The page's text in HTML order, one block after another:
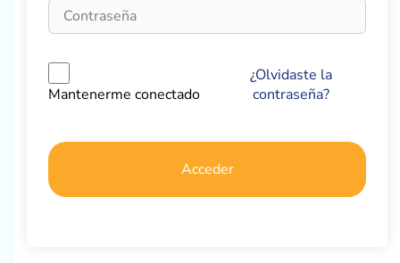
Mantenerme conectado
¿Olvidaste la
contraseña?
Acceder